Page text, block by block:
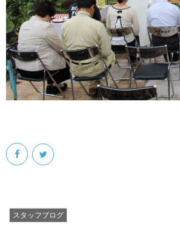
会社案内
スタッフブログ